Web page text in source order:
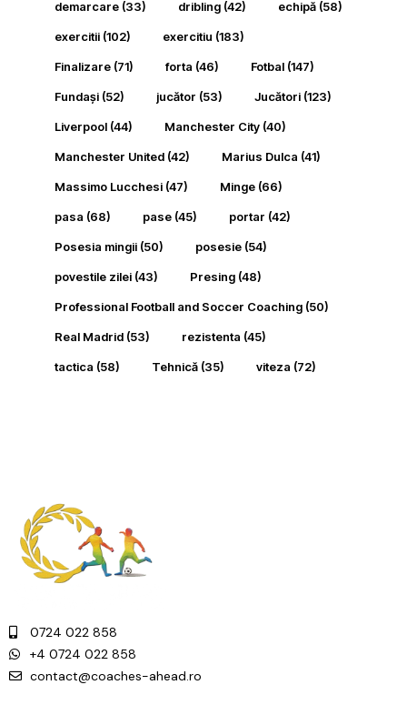
demarcare (33) dribling (42) echipă (58)
exercitii (102) exercitiu (183)
Finalizare (71) forta (46) Fotbal (147)
Fundași (52) jucător (53) Jucători (123)
Liverpool (44) Manchester City (40)
Manchester United (42) Marius Dulca (41)
Massimo Lucchesi (47) Minge (66)
pasa (68) pase (45) portar (42)
Posesia mingii (50) posesie (54)
povestile zilei (43) Presing (48)
Professional Football and Soccer Coaching (50)
Real Madrid (53) rezistenta (45)
tactica (58) Tehnică (35) viteza (72)
0724 022 858
+4 0724 022 858
contact@coaches-ahead.ro